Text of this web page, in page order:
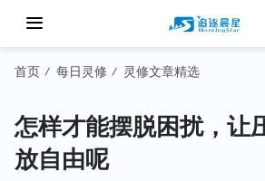
首页 / 每日灵修 / 灵修文章精选
怎样才能摆脱困扰，让
放自由呢